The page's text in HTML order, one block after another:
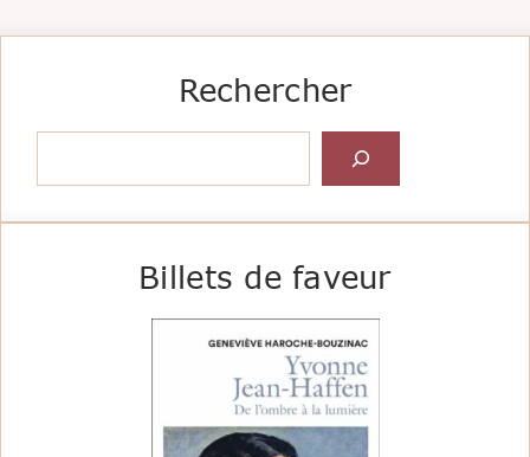
Rechercher
Billets de faveur